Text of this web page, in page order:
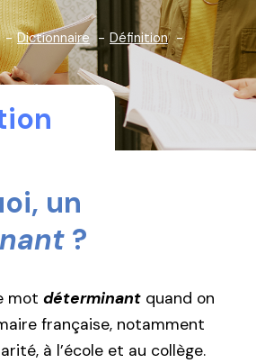
Dictionnaire
Définition
un
?
mot déterminant quand on
française, notamment
à l’école et au collège.